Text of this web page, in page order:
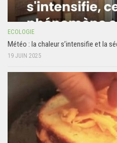
ECOLOGIE
Météo : la chaleur s’intensifie et la
19 JUIN 2025